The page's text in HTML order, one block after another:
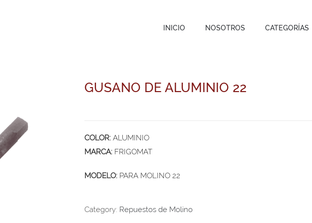
INICIO NOSOTROS CATEGORÍAS
GUSANO DE ALUMINIO 22
COLOR: ALUMINIO
MARCA: FRIGOMAT
MODELO: PARA MOLINO 22
Category: Repuestos de Molino